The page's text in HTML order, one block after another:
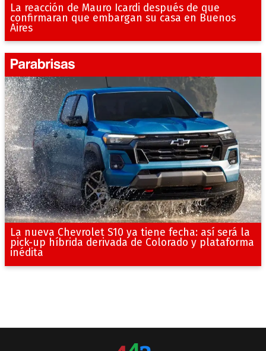
La reacción de Mauro Icardi después de que
confirmaran que embargan su casa en Buenos
Aires
La nueva Chevrolet S10 ya tiene fecha: así será la
pick-up híbrida derivada de Colorado y plataforma
inédita